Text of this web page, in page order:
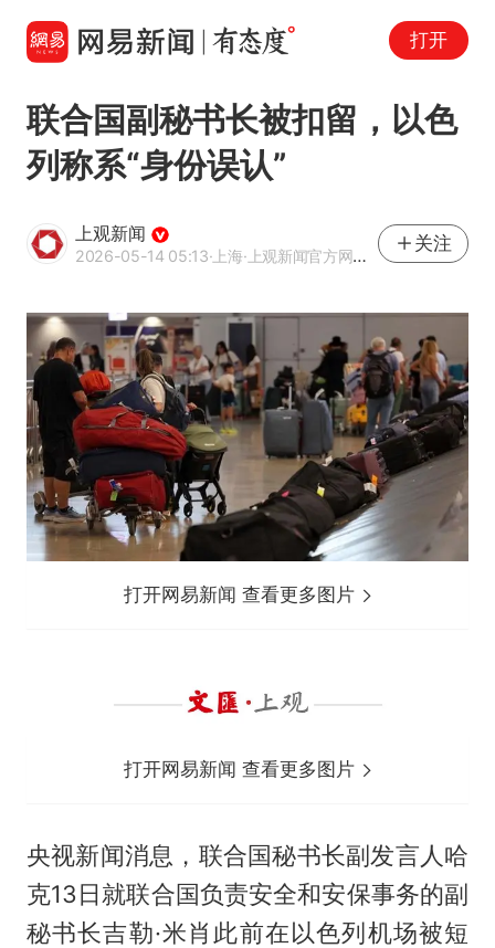
打开
联合国副秘书长被扣留，以色
列称系“身份误认”
上观新闻
2026-05-14 05:13·上海·上观新闻官方网易号
关注
打开网易新闻 查看更多图片
打开网易新闻 查看更多图片
央视新闻消息，联合国秘书长副发言人哈
克13日就联合国负责安全和安保事务的副
秘书长吉勒·米肖此前在以色列机场被短